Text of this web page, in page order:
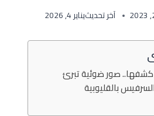
آخر تحديثيناير 4, 2026
من كشفها.. صور ضوئية تبرئ
بالقليوبية